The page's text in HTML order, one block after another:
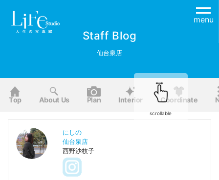
menu
Staff Blog
仙台泉店
Top About Us Plan Interior Coordinate
scrollable
にしの
仙台泉店
西野沙枝子